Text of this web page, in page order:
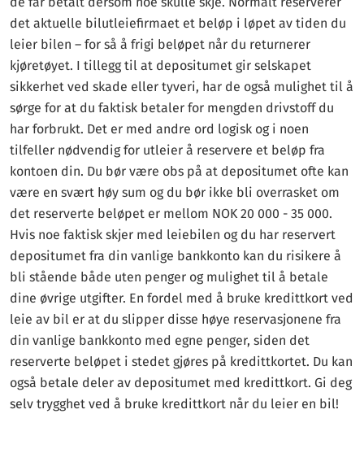
det aktuelle bilutleiefirmaet et beløp i løpet av tiden du
leier bilen – for så å frigi beløpet når du returnerer
kjøretøyet. I tillegg til at depositumet gir selskapet
sikkerhet ved skade eller tyveri, har de også mulighet til å
sørge for at du faktisk betaler for mengden drivstoff du
har forbrukt. Det er med andre ord logisk og i noen
tilfeller nødvendig for utleier å reservere et beløp fra
kontoen din. Du bør være obs på at depositumet ofte kan
være en svært høy sum og du bør ikke bli overrasket om
det reserverte beløpet er mellom NOK 20 000 - 35 000.
Hvis noe faktisk skjer med leiebilen og du har reservert
depositumet fra din vanlige bankkonto kan du risikere å
bli stående både uten penger og mulighet til å betale
dine øvrige utgifter. En fordel med å bruke kredittkort ved
leie av bil er at du slipper disse høye reservasjonene fra
din vanlige bankkonto med egne penger, siden det
reserverte beløpet i stedet gjøres på kredittkortet. Du kan
også betale deler av depositumet med kredittkort. Gi deg
selv trygghet ved å bruke kredittkort når du leier en bil!